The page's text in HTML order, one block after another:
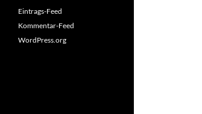
Eintrags-Feed
Kommentar-Feed
WordPress.org